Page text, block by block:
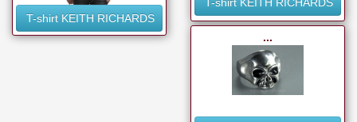
T-shirt KEITH RICHARDS
...